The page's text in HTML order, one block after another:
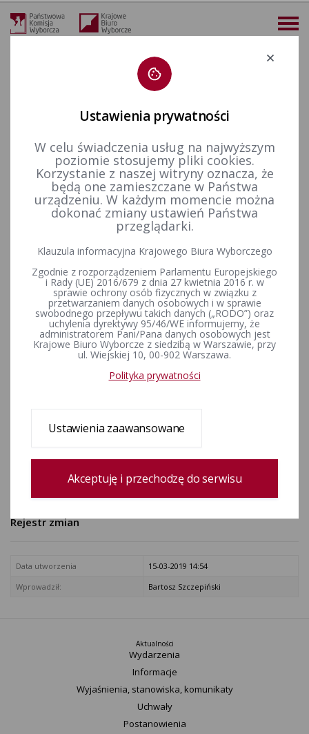
Deklaracja dostępności
więcej
Prawo wyborcze Wyroki i postanowienia sądów Ważność wyborów 2018 r. Postanowienie Sądu Apelacyjnego we Wrocławiu Sądu Pracy i Ubezpieczeń Społecznych w sprawie z wniosku U. D. w sprawie protestu wyborczego na skutek zażalenia wnioskodawczyni na postanowienie SO w Świdnicy (sygn. akt III A Pz 100/18)
Postanowienie Sądu
Apelacyjnego we Wrocławiu
Sądu Pracy i Ubezpieczeń
Społecznych w sprawie z
wniosku U. D. w sprawie
protestu wyborczego na
skutek zażalenia
wnioskodawczyni na
(sygn. akt III A Pz 100/18)
ZAŁĄCZNIKI
Postanowienie SA we Wrocławiu, sygn. akt III A Pz 100/18
Rejestr zmian
Data utworzenia
15-03-2019 14:54
Wprowadził:
Bartosz Szczepiński
Aktualności
Wydarzenia
Informacje
Wyjaśnienia, stanowiska, komunikaty
Uchwały
Postanowienia
Ustawienia prywatności
W celu świadczenia usług na najwyższym
poziomie stosujemy pliki cookies.
Korzystanie z naszej witryny oznacza, że
będą one zamieszczane w Państwa
urządzeniu. W każdym momencie można
dokonać zmiany ustawień Państwa
przeglądarki.
Klauzula informacyjna Krajowego Biura Wyborczego
Zgodnie z rozporządzeniem Parlamentu Europejskiego
i Rady (UE) 2016/679 z dnia 27 kwietnia 2016 r. w
sprawie ochrony osób fizycznych w związku z
przetwarzaniem danych osobowych i w sprawie
swobodnego przepływu takich danych („RODO”) oraz
uchylenia dyrektywy 95/46/WE informujemy, że
administratorem Pani/Pana danych osobowych jest
Krajowe Biuro Wyborcze z siedzibą w Warszawie, przy
ul. Wiejskiej 10, 00-902 Warszawa.
Polityka prywatności
Ustawienia zaawansowane
Akceptuję i przechodzę do serwisu